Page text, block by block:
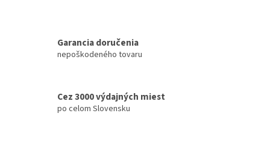
Garancia doručenia
nepoškodeného tovaru
Cez 3000 výdajných miest
po celom Slovensku